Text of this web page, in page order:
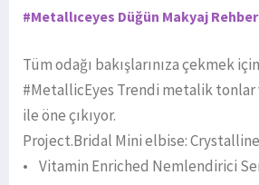
#Metallıceyes Düğün Makyaj
Tüm odağı bakışlarınıza çekmek
#MetallicEyes Trendi metalik tonlar
ile öne çıkıyor.
Project.Bridal Mini elbise: Crystalline
• Vitamin Enriched Nemlendirici